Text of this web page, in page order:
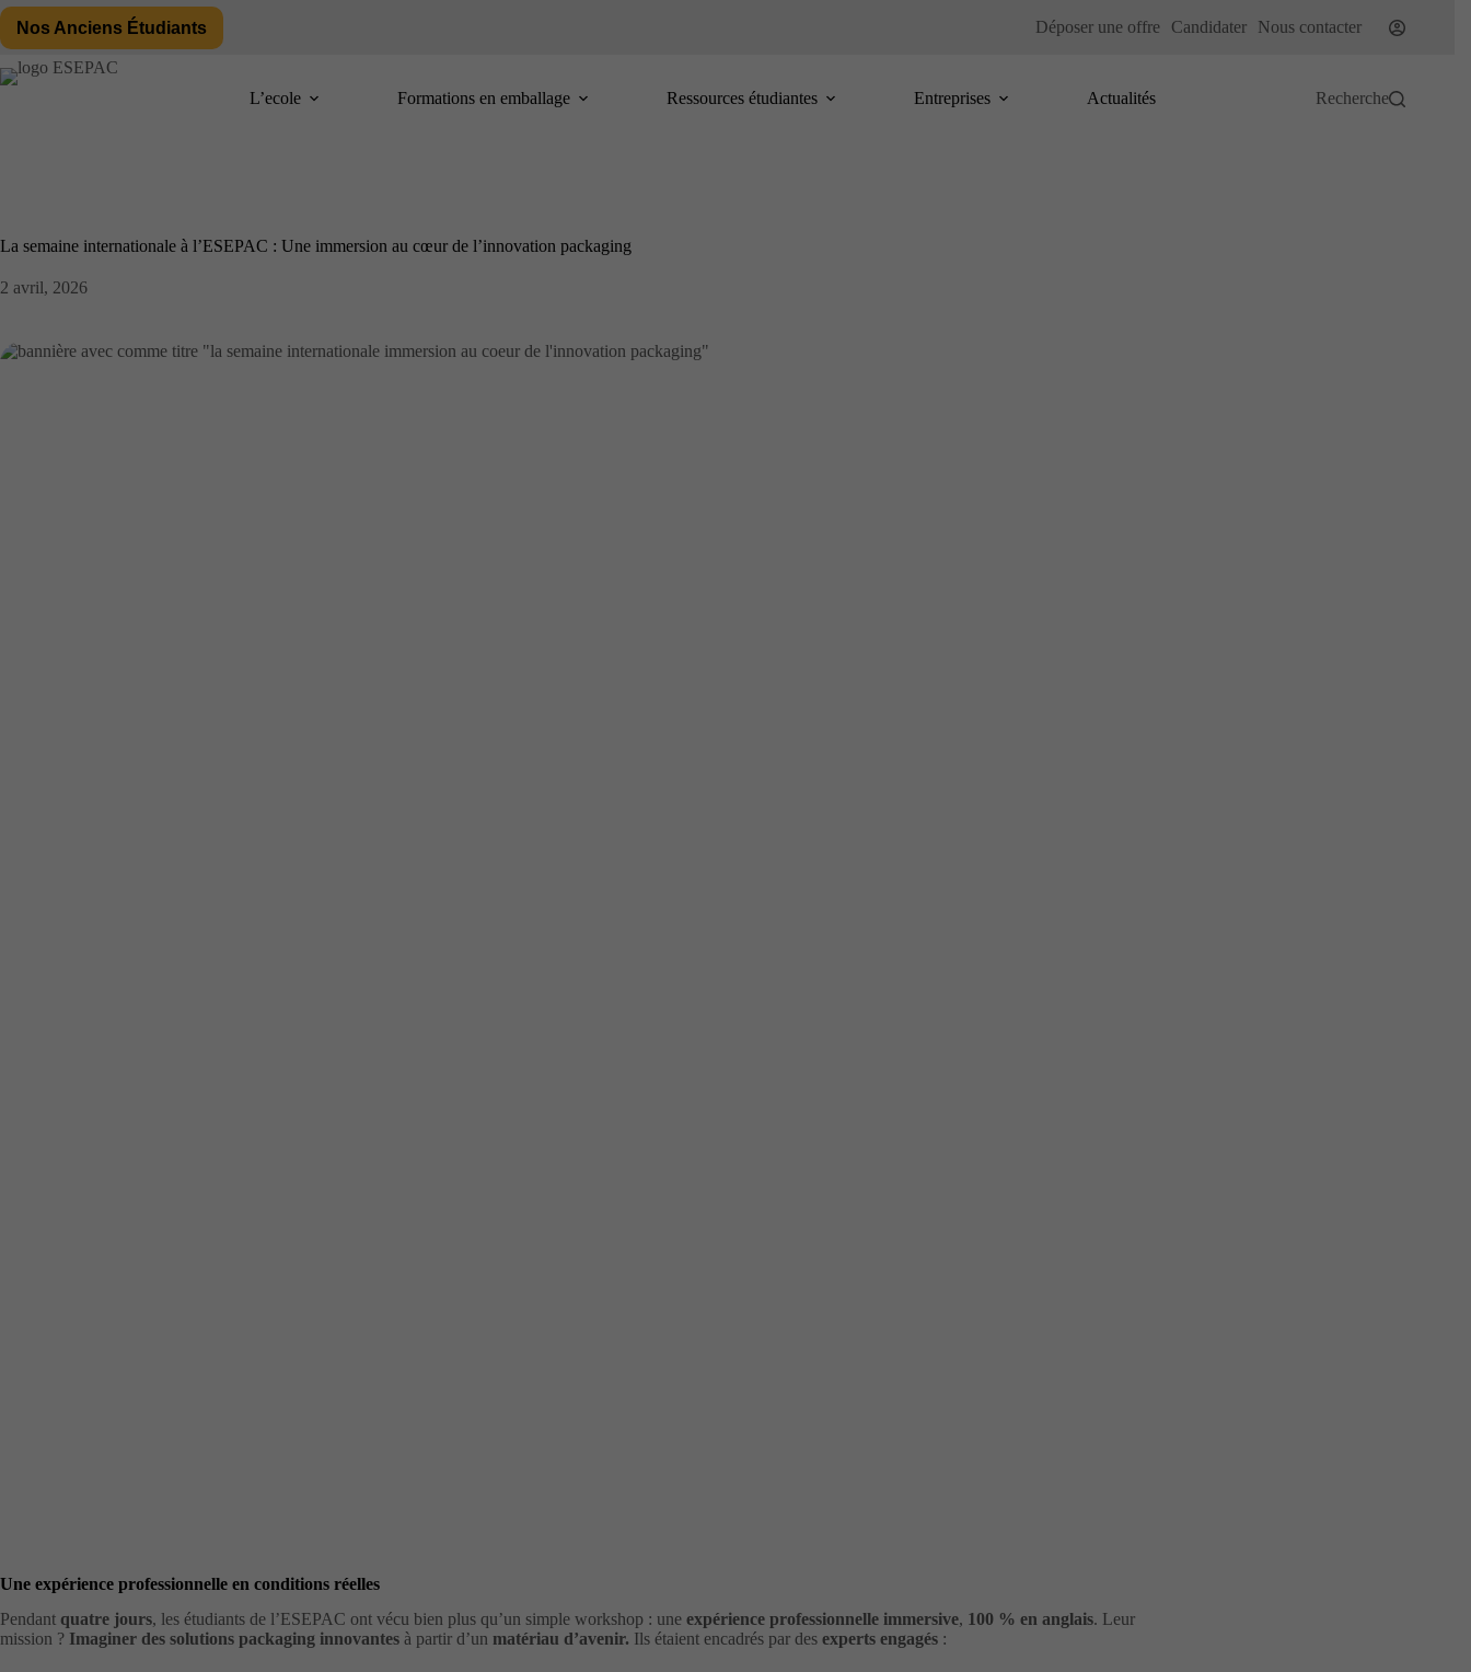
Passer
contenu
Nos Anciens Étudiants Déposer une offre Candidater Nous contacter
L’ecole Formations en emballage Ressources étudiantes Entreprises Actualités Recherche
La semaine internationale à l’ESEPAC : Une immersion au cœur de l’innovation packaging
2 avril, 2026
Une expérience professionnelle en conditions réelles
Pendant quatre jours, les étudiants de l’ESEPAC ont vécu bien plus qu’un simple workshop : une expérience professionnelle immersive, 100 % en anglais. Leur
mission ? Imaginer des solutions packaging innovantes à partir d’un matériau d’avenir. Ils étaient encadrés par des experts engagés :